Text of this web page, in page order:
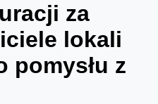
za
lokali
pomysłu z